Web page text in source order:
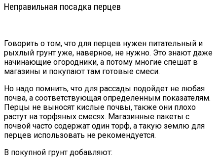
Неправильная посадка перцев
Говорить о том, что для перцев нужен питательный и
рыхлый грунт уже, наверное, не нужно. Это знают даже
начинающие огородники, а потому многие спешат в
магазины и покупают там готовые смеси.
Но надо помнить, что для рассады подойдет не любая
почва, а соответствующая определенным показателям.
Перцы не выносят кислые почвы, также они плохо
растут на торфяных смесях. Магазинные пакеты с
почвой часто содержат один торф, а такую землю для
перцев использовать не рекомендуется.
В покупной грунт добавляют: